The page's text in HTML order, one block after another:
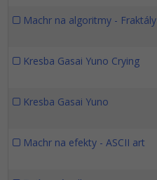
Machr na algoritmy - Fraktály
Kresba Gasai Yuno Crying
Kresba Gasai Yuno
Machr na efekty - ASCII art